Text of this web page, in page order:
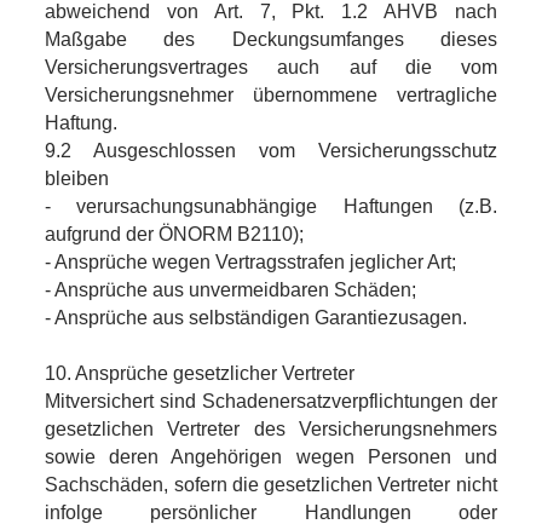
abweichend von Art. 7, Pkt. 1.2 AHVB nach
Maßgabe des Deckungsumfanges dieses
Versicherungsvertrages auch auf die vom
Versicherungsnehmer übernommene vertragliche
Haftung.
9.2 Ausgeschlossen vom Versicherungsschutz
bleiben
- verursachungsunabhängige Haftungen (z.B.
aufgrund der ÖNORM B2110);
- Ansprüche wegen Vertragsstrafen jeglicher Art;
- Ansprüche aus unvermeidbaren Schäden;
- Ansprüche aus selbständigen Garantiezusagen.
10. Ansprüche gesetzlicher Vertreter
Mitversichert sind Schadenersatzverpflichtungen der
gesetzlichen Vertreter des Versicherungsnehmers
sowie deren Angehörigen wegen Personen und
Sachschäden, sofern die gesetzlichen Vertreter nicht
infolge persönlicher Handlungen oder